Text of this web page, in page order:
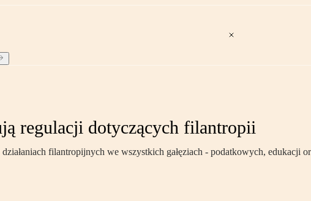
regulacji dotyczących filantropii
filantropijnych we wszystkich gałęziach - podatkowych, edukacji